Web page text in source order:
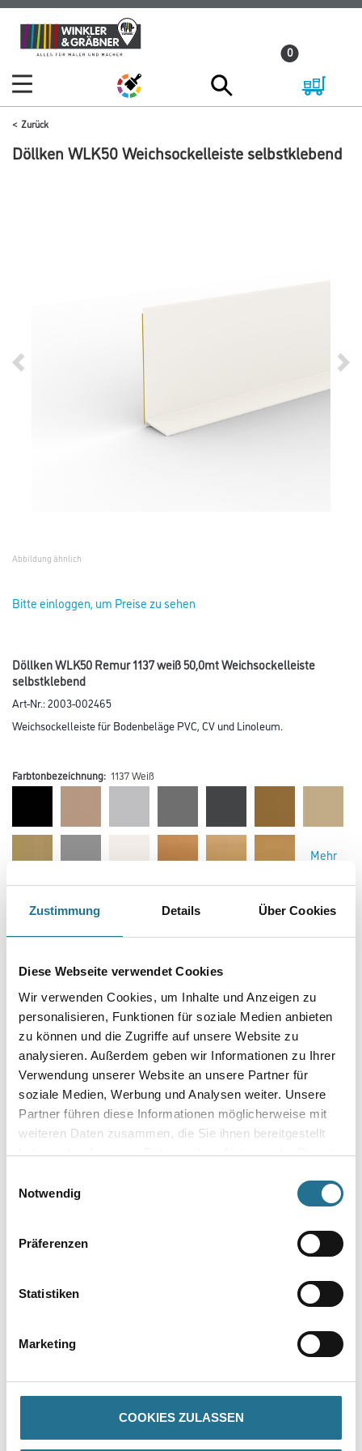
Zustimmung Details Über Cookies
Diese Webseite verwendet Cookies
Wir verwenden Cookies, um Inhalte und Anzeigen zu
personalisieren, Funktionen für soziale Medien anbieten
zu können und die Zugriffe auf unsere Website zu
analysieren. Außerdem geben wir Informationen zu Ihrer
Verwendung unserer Website an unsere Partner für
soziale Medien, Werbung und Analysen weiter. Unsere
Partner führen diese Informationen möglicherweise mit
weiteren Daten zusammen, die Sie ihnen bereitgestellt
haben oder die sie im Rahmen Ihrer Nutzung der Dienste
Notwendig
Präferenzen
Statistiken
Marketing
COOKIES ZULASSEN
Zum
Inhalt
Zum
Navigationsmenü
0
Zurück
Döllken WLK50 Weichsockelleiste selbstklebend
Abbildung ähnlich
Bitte einloggen, um Preise zu sehen
Döllken WLK50 Remur 1137 weiß 50,0mt Weichsockelleiste
selbstklebend
Art-Nr.:2003-002465
Weichsockelleiste für Bodenbeläge PVC, CV und Linoleum.
Farbtonbezeichnung: 1137 Weiß
Mehr
Farbtonbezeichnung
Länge in centimeter
Breite in centimeter
Gebinde
Umrechnungsfaktoren
PRODUKTEIGENSCHAFTEN
- Aus Polyblend auf Basis PVC ( REACH-konform) selbstklebend